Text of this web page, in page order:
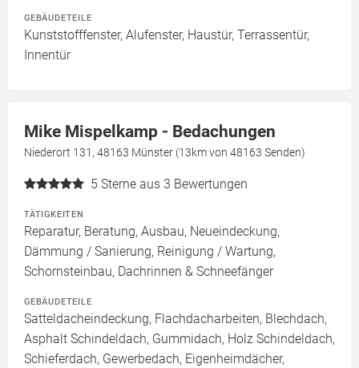
GEBÄUDETEILE
Kunststofffenster, Alufenster, Haustür, Terrassentür,
Innentür
Mike Mispelkamp - Bedachungen
Niederort 131, 48163 Münster (13km von 48163 Senden)
5 Sterne aus 3 Bewertungen
TÄTIGKEITEN
Reparatur, Beratung, Ausbau, Neueindeckung,
Dämmung / Sanierung, Reinigung / Wartung,
Schornsteinbau, Dachrinnen & Schneefänger
GEBÄUDETEILE
Satteldacheindeckung, Flachdacharbeiten, Blechdach,
Asphalt Schindeldach, Gummidach, Holz Schindeldach,
Schieferdach, Gewerbedach, Eigenheimdächer,